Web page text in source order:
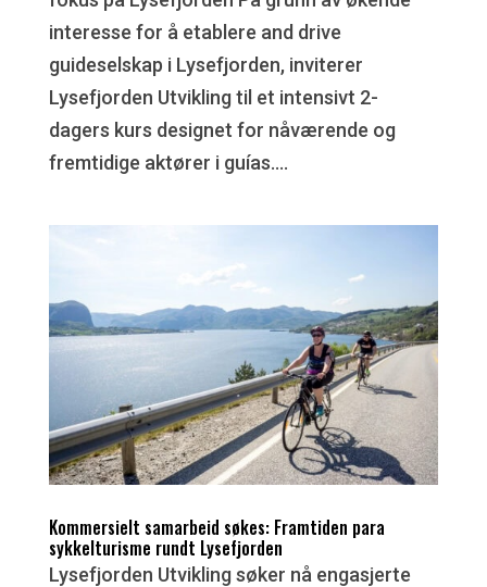
interesse for å etablere and drive
guideselskap i Lysefjorden, inviterer
Lysefjorden Utvikling til et intensivt 2-
dagers kurs designet for nåværende og
fremtidige aktører i guías....
Kommersielt samarbeid søkes: Framtiden para
sykkelturisme rundt Lysefjorden
Lysefjorden Utvikling søker nå engasjerte